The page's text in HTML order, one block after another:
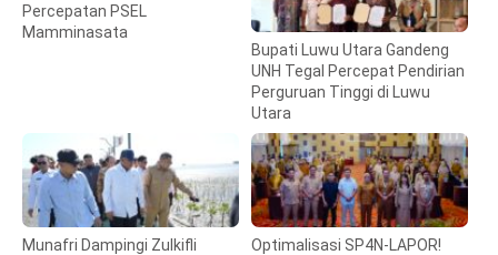
Percepatan PSEL
Mamminasata
Bupati Luwu Utara Gandeng
UNH Tegal Percepat Pendirian
Perguruan Tinggi di Luwu
Utara
Munafri Dampingi Zulkifli
Optimalisasi SP4N-LAPOR!